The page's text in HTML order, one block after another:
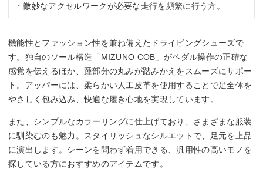
・微妙なアクセルワークが必要な走行を頻繁に行う方。
機能性とファッション性を兼ね備えたドライビングシューズで
す。独自のソール構造「MIZUNO COB」がペダル操作の正確な
感覚を伝えるほか、踵部分の丸みが踏みかえをスムーズにサポー
ト。アッパーには、柔らかい人工皮革を使用することで足全体を
やさしく包み込み、快適な履き心地を実現しています。
また、シンプルなカラーリングに仕上げており、さまざまな服装
に馴染むのも魅力。スタイリッシュなシルエットで、足元を上品
に演出します。シーンを問わず着用できる、汎用性の高いモノを
探している方におすすめのアイテムです。